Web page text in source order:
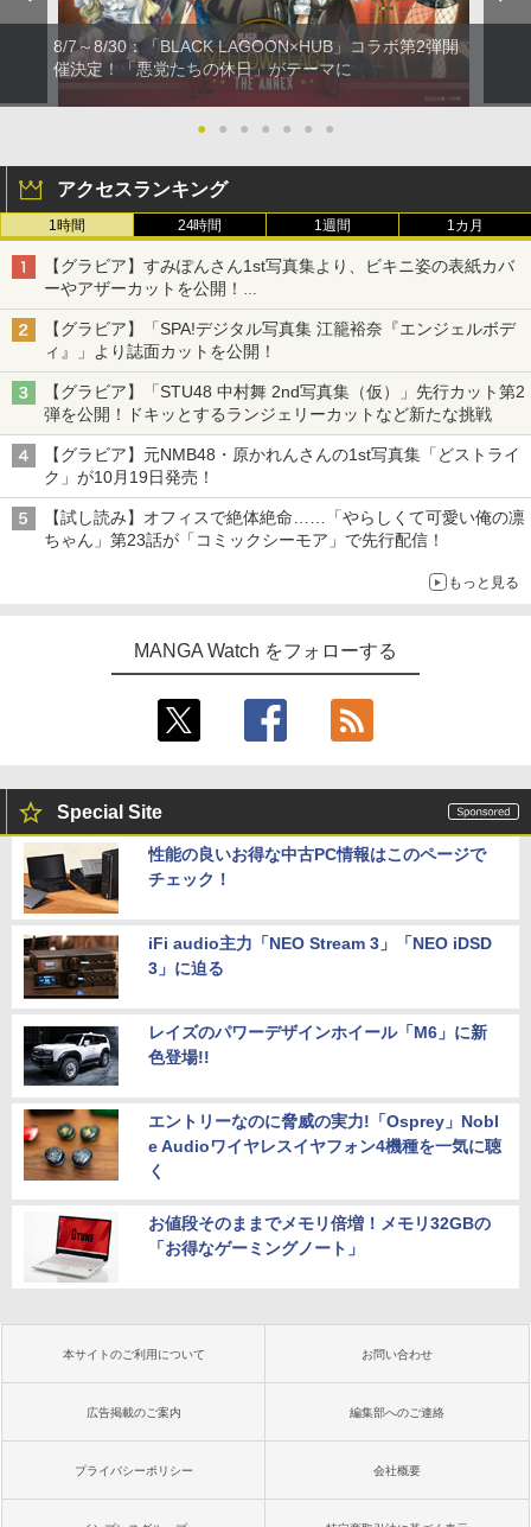
8/7～8/30：「BLACK LAGOON×HUB」コラボ第2弾開
催決定！「悪党たちの休日」がテーマに
● ● ● ● ● ● ●
アクセスランキング
1時間 24時間 1週間 1カ月
【グラビア】すみぽんさん1st写真集より、ビキニ姿の表紙カバ
ーやアザーカットを公開！
タイトルは「offcourt（オフコート）」に決定
【グラビア】「SPA!デジタル写真集 江籠裕奈『エンジェルボデ
ィ』」より誌面カットを公開！
【グラビア】「STU48 中村舞 2nd写真集（仮）」先行カット第2
弾を公開！ドキッとするランジェリーカットなど新たな挑戦
【グラビア】元NMB48・原かれんさんの1st写真集「どストライ
ク」が10月19日発売！
【試し読み】オフィスで絶体絶命……「やらしくて可愛い俺の凛
ちゃん」第23話が「コミックシーモア」で先行配信！
もっと見る
MANGA Watch をフォローする
Special Site
性能の良いお得な中古PC情報はこのページで
チェック！
iFi audio主力「NEO Stream 3」「NEO iDSD
3」に迫る
レイズのパワーデザインホイール「M6」に新
色登場!!
エントリーなのに脅威の実力!「Osprey」Nobl
e Audioワイヤレスイヤフォン4機種を一気に聴
く
お値段そのままでメモリ倍増！メモリ32GBの
「お得なゲーミングノート」
本サイトのご利用について お問い合わせ
広告掲載のご案内 編集部へのご連絡
プライバシーポリシー 会社概要